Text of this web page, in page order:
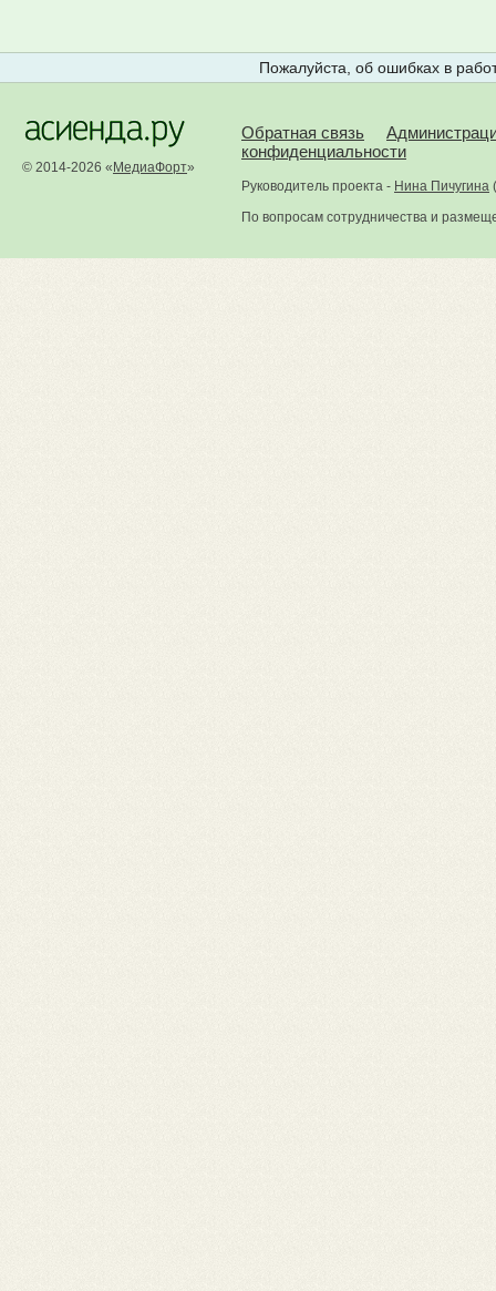
Пожалуйста, об ошибках в
© 2014-2026 « МедиаФорт»
Обратная связь
конфиденциальности
Руководитель проекта - Нина Пичугина (
По вопросам сотрудничества и